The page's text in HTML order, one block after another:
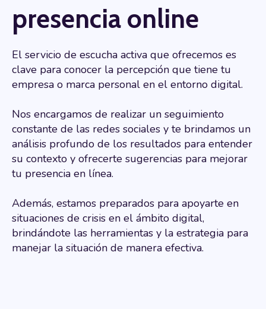
presencia online
El servicio de escucha activa que ofrecemos es
clave para conocer la percepción que tiene tu
empresa o marca personal en el entorno digital.
Nos encargamos de realizar un seguimiento
constante de las redes sociales y te brindamos un
análisis profundo de los resultados para entender
su contexto y ofrecerte sugerencias para mejorar
tu presencia en línea.
Además, estamos preparados para apoyarte en
situaciones de crisis en el ámbito digital,
brindándote las herramientas y la estrategia para
manejar la situación de manera efectiva.